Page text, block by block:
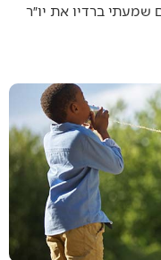
שמעתי ברדיו את יו״ר